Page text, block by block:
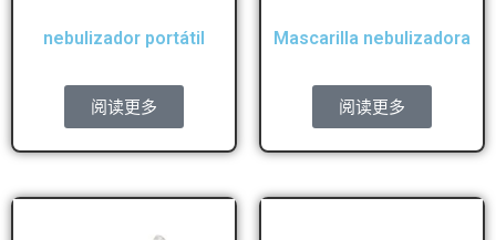
nebulizador portátil
阅读更多
Mascarilla nebulizadora
阅读更多